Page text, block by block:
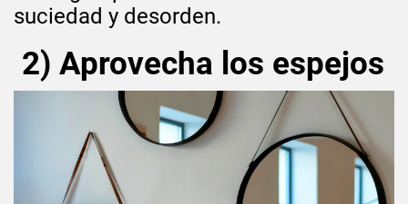
suciedad y desorden.
2) Aprovecha los espejos